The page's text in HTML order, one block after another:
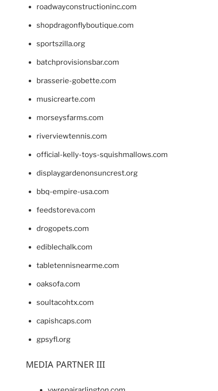
roadwayconstructioninc.com
shopdragonflyboutique.com
sportszilla.org
batchprovisionsbar.com
brasserie-gobette.com
musicrearte.com
morseysfarms.com
riverviewtennis.com
official-kelly-toys-squishmallows.com
displaygardenonsuncrest.org
bbq-empire-usa.com
feedstoreva.com
drogopets.com
ediblechalk.com
tabletennisnearme.com
oaksofa.com
soultacohtx.com
capishcaps.com
gpsyfl.org
MEDIA PARTNER III